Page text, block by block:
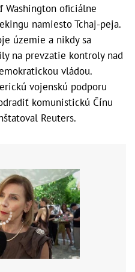
Washington oficiálne
namiesto Tchaj-peja.
územie a nikdy sa
na prevzatie kontroly nad
vládou.
vojenskú podporu
komunistickú Čínu
Reuters.